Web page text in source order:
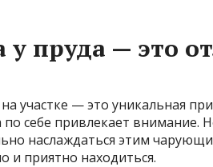
пруда — это
участке — это уникальная
себе привлекает внимание.
наслаждаться этим
и приятно находиться.